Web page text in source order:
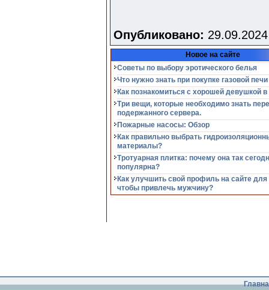
Опубликовано:
Новое на сайте
Советы по выбору эротического белья
Что нужно знать при покупке газовой печи
Как познакомиться с хорошей девушкой в
Три вещи, которые необходимо знать
подержанного сервера.
Пожарные насосы: Обзор
Как правильно выбрать
материалы?
Тротуарная плитка: почему она так
популярна?
Как улучшить свой профиль на сайте для
чтобы привлечь мужчину?